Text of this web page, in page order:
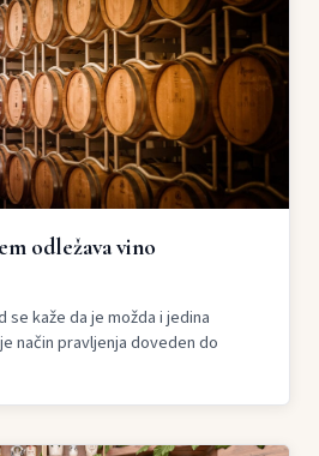
odležava vino
se kaže da je možda i jedina
način pravljenja doveden do